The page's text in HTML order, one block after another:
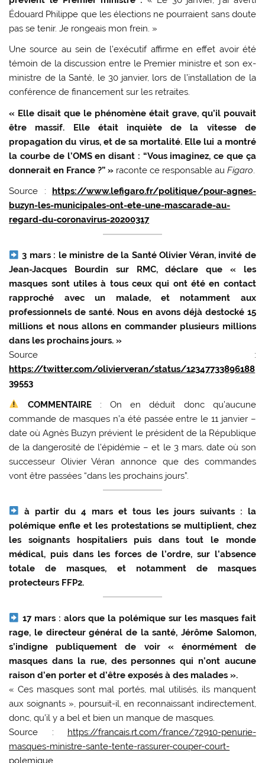
Édouard Philippe que les élections ne pourraient sans doute
pas se tenir. Je rongeais mon frein. »
Une source au sein de l’exécutif affirme en effet avoir été
témoin de la discussion entre le Premier ministre et son ex-
ministre de la Santé, le 30 janvier, lors de l’installation de la
conférence de financement sur les retraites.
« Elle disait que le phénomène était grave, qu’il pouvait
être massif. Elle était inquiète de la vitesse de
propagation du virus, et de sa mortalité. Elle lui a montré
la courbe de l’OMS en disant : “Vous imaginez, ce que ça
donnerait en France ?” » raconte ce responsable auFigaro.
Source : https://www.lefigaro.fr/politique/pour-agnes-
buzyn-les-municipales-ont-ete-une-mascarade-au-
regard-du-coronavirus-20200317
3 mars : le ministre de la Santé Olivier Véran, invité de
Jean-Jacques Bourdin sur RMC, déclare que « les
masques sont utiles à tous ceux qui ont été en contact
rapproché avec un malade, et notamment aux
professionnels de santé. Nous en avons déjà destocké 15
millions et nous allons en commander plusieurs millions
dans les prochains jours. »
Source :
https://twitter.com/olivierveran/status/12347733896188
39553
COMMENTAIRE: On en déduit donc qu’aucune
commande de masques n’a été passée entre le 11 janvier –
date où Agnès Buzyn prévient le président de la République
de la dangerosité de l’épidémie – et le 3 mars, date où son
successeur Olivier Véran annonce que des commandes
vont être passées “dans les prochains jours”.
à partir du 4 mars et tous les jours suivants : la
polémique enfle et les protestations se multiplient, chez
les soignants hospitaliers puis dans tout le monde
médical, puis dans les forces de l’ordre, sur l’absence
totale de masques, et notamment de masques
protecteurs FFP2.
17 mars : alors que la polémique sur les masques fait
rage, le directeur général de la santé, Jérôme Salomon,
s’indigne publiquement de voir « énormément de
masques dans la rue, des personnes qui n’ont aucune
raison d’en porter et d’être exposés à des malades ».
« Ces masques sont mal portés, mal utilisés, ils manquent
aux soignants », poursuit-il, en reconnaissant indirectement,
donc, qu’il y a bel et bien un manque de masques.
Source : https://francais.rt.com/france/72910-penurie-
masques-ministre-sante-tente-rassurer-couper-court-
polemique